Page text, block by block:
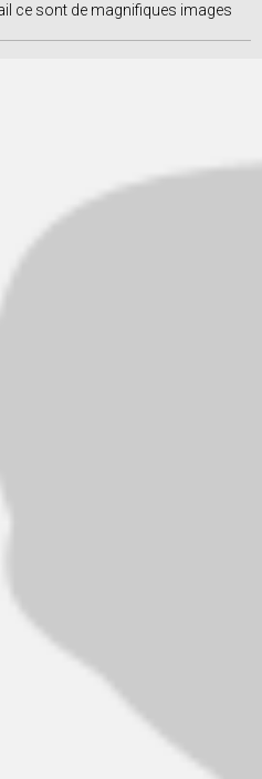
ce sont de magnifiques images